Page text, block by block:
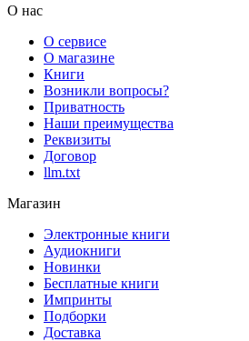
О нас
О сервисе
О магазине
Книги
Возникли вопросы?
Приватность
Наши преимущества
Реквизиты
Договор
llm.txt
Магазин
Электронные книги
Аудиокниги
Новинки
Бесплатные книги
Импринты
Подборки
Доставка